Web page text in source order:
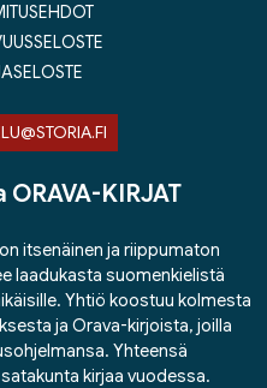
ORAVA-KIRJAT
itsenäinen ja riippumaton
laadukasta suomenkielistä
Yhtiö koostuu kolmesta
ja Orava-kirjoista, joilla
Yhteensä
kirjaa vuodessa.